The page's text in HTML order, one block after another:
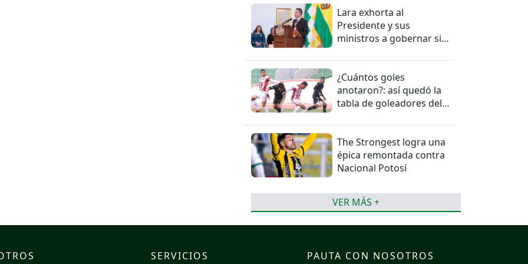
Lara exhorta al
Presidente y sus
ministros a gobernar sin
¿Cuántos goles
anotaron?: así quedó la
tabla de goleadores del
The Strongest logra una
épica remontada contra
Nacional Potosí
VER MÁS +
SERVICIOS PAUTA CON NOSOTROS